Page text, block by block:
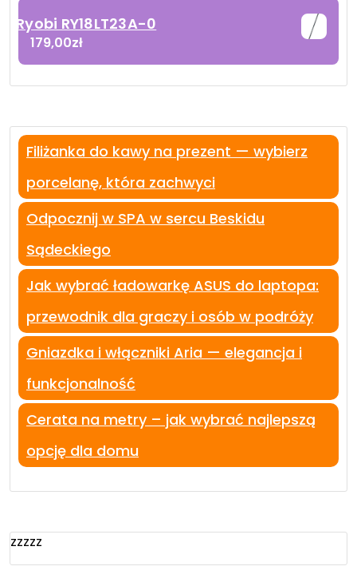
Ryobi RY18LT23A-0
179,00zł
Filiżanka do kawy na prezent — wybierz
porcelanę, która zachwyci
Odpocznij w SPA w sercu Beskidu
Sądeckiego
Jak wybrać ładowarkę ASUS do laptopa:
przewodnik dla graczy i osób w podróży
Gniazdka i włączniki Aria — elegancja i
funkcjonalność
Cerata na metry – jak wybrać najlepszą
opcję dla domu
zzzzz